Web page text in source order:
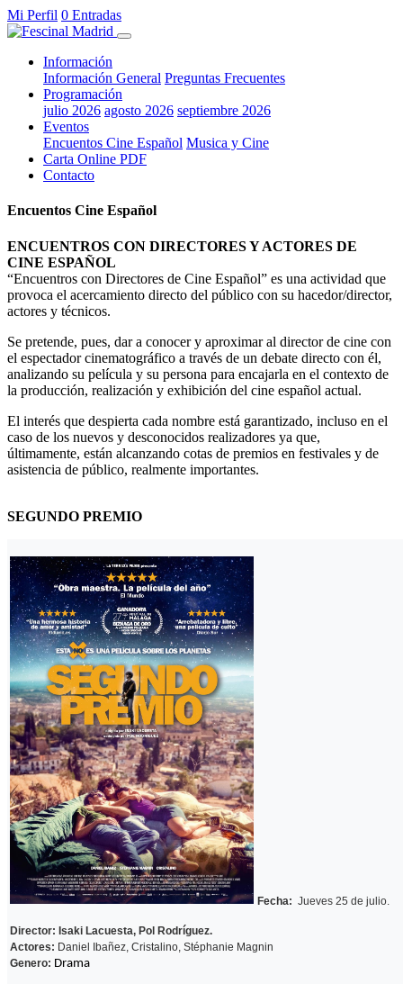
Mi Perfil 0 Entradas
Información
Información General Preguntas Frecuentes
Programación
julio 2026 agosto 2026 septiembre 2026
Eventos
Encuentos Cine Español Musica y Cine
Carta Online PDF
Contacto
Encuentos Cine Español
ENCUENTROS CON DIRECTORES Y ACTORES DE
CINE ESPAÑOL
“Encuentros con Directores de Cine Español” es una actividad que
provoca el acercamiento directo del público con su hacedor/director,
actores y técnicos.
Se pretende, pues, dar a conocer y aproximar al director de cine con
el espectador cinematográfico a través de un debate directo con él,
analizando su película y su persona para encajarla en el contexto de
la producción, realización y exhibición del cine español actual.
El interés que despierta cada nombre está garantizado, incluso en el
caso de los nuevos y desconocidos realizadores ya que,
últimamente, están alcanzando cotas de premios en festivales y de
asistencia de público, realmente importantes.
SEGUNDO PREMIO
Fecha: Jueves 25 de julio.
Director: Isaki Lacuesta, Pol Rodríguez.
Actores: Daniel Ibañez, Cristalino, Stéphanie Magnin
Genero: Drama